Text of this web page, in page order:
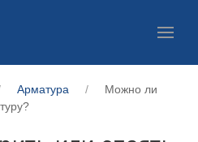
Арматура
Можно ли